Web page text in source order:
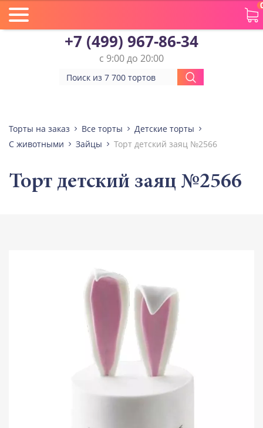
+7 (499) 967-86-34
с 9:00 до 20:00
Торты на заказ Все торты
Детские торты
С животными
Зайцы Торт детский заяц №2566
Торт детский заяц №2566